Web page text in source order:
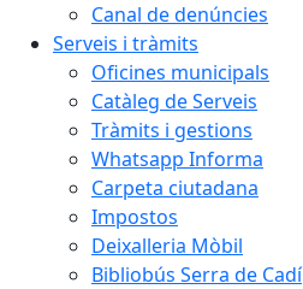
Canal de denúncies
Serveis i tràmits
Oficines municipals
Catàleg de Serveis
Tràmits i gestions
Whatsapp Informa
Carpeta ciutadana
Impostos
Deixalleria Mòbil
Bibliobús Serra de Cadí